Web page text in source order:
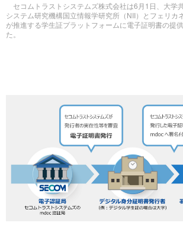
セコムトラストシステムズ株式会社は6月1日、大学
システム研究機構国立情報学研究所（NII）とフェリカ
が推進する学生証プラットフォームに電子証明書の提
た。